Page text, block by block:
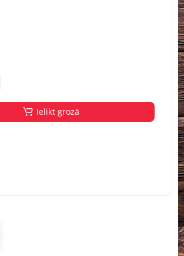
Ielikt grozā